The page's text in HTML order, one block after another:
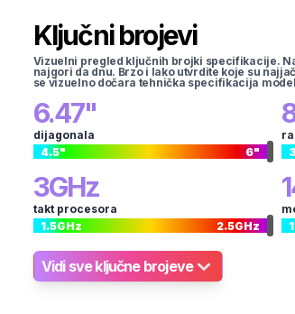
Ključni brojevi
Vizuelni pregled ključnih brojki specifikacije.
najgori da dnu. Brzo i lako utvrdite koje su
se vizuelno dočara tehnička specifikacija
6.47"
dijagonala
4.5" 6"
3
3GHz
takt procesora
1.5GHz 2.5GHz
Vidi sve ključne brojeve